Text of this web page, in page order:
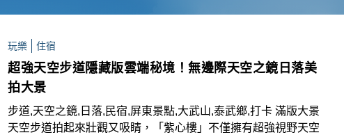
玩樂 住宿
超強天空步道隱藏版雲端秘境！無邊際天空之鏡日落美
拍大景
步道,天空之鏡,日落,民宿,屏東景點,大武山,泰武鄉,打卡 滿版大景
天空步道拍起來壯觀又吸睛，「紫心樓」不僅擁有超強視野天空